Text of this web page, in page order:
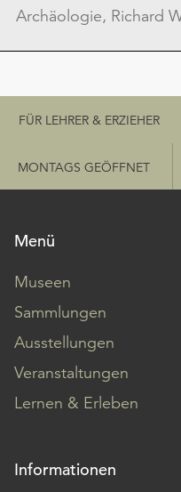
Schnellzugriff
FÜR LEHRER & ERZIEHER
MONTAGS GEÖFFNET
Menü
Museen
Sammlungen
Ausstellungen
Veranstaltungen
Lernen & Erleben
Informationen